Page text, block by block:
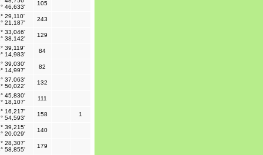
46,633'
105
29,110'
21,187'
243
33,046'
38,142'
129
39,119'
14,983'
84
39,030'
14,997'
82
37,063'
50,022'
132
45,830'
18,107'
111
16,217'
54,593'
158 1
39,215'
20,029'
140
28,307'
58,855'
179